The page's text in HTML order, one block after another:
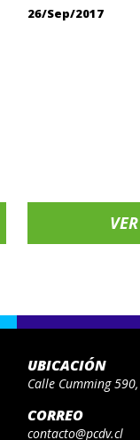
26/Sep/2017
VER
UBICACIÓN
Calle Cumming 590,
CORREO
contacto@pcdv.cl